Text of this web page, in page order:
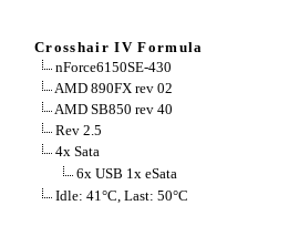
Crosshair IV Formula
nForce6150SE-430
AMD 890FX rev 02
AMD SB850 rev 40
Rev 2.5
4x Sata
6x USB 1x eSata
Idle: 41°C, Last: 50°C